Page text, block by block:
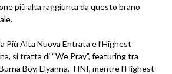
più alta raggiunta da questo brano
Più Alta Nuova Entrata e l’Highest
si tratta di “We Pray”, featuring tra
Boy, Elyanna, TINI, mentre l’Highest